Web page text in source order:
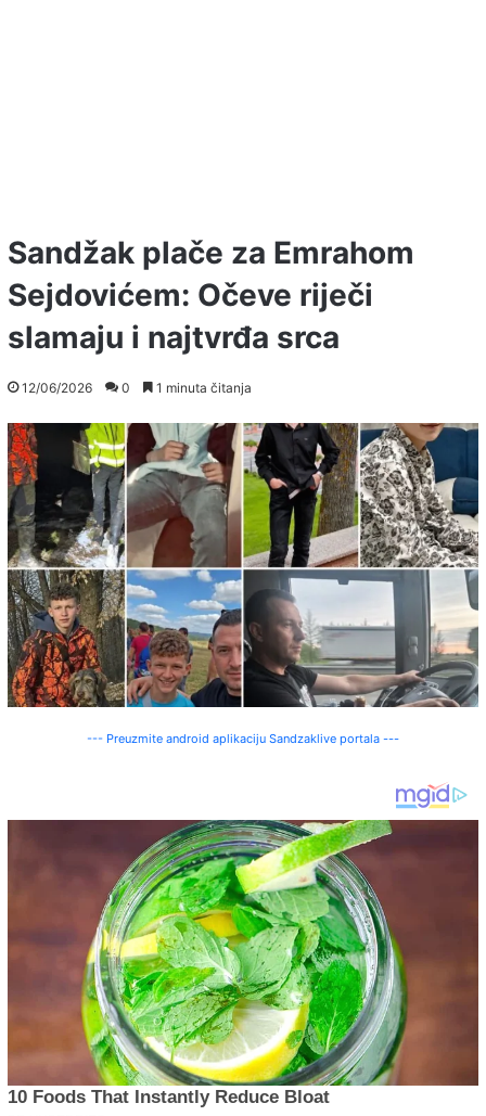
Sandžak plače za Emrahom
Sejdovićem: Očeve riječi
slamaju i najtvrđa srca
12/06/2026 0 1 minuta čitanja
--- Preuzmite android aplikaciju Sandzaklive portala ---